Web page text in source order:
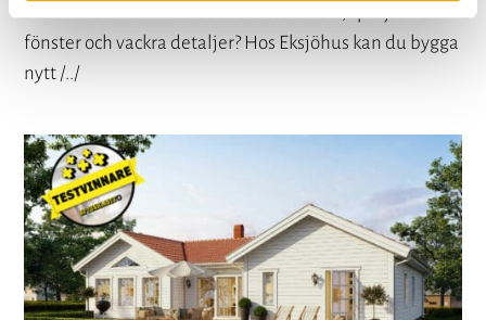
charm – ett hem med sekelskifteskänsla, spröjsade
fönster och vackra detaljer? Hos Eksjöhus kan du bygga
nytt /../